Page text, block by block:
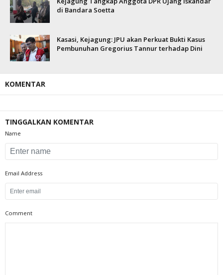
di Bandara Soetta
Kasasi, Kejagung: JPU akan Perkuat Bukti Kasus
Pembunuhan Gregorius Tannur terhadap Dini
KOMENTAR
TINGGALKAN KOMENTAR
Name
Email Address
Comment